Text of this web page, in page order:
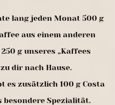
lang jeden Monat 500 g
aus einem anderen
g unseres „Kaffees
dir nach Hause.
es zusätzlich 100 g Costa
besondere Spezialität.